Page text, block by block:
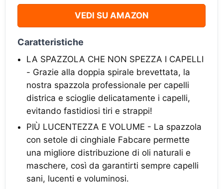
VEDI SU AMAZON
Caratteristiche
LA SPAZZOLA CHE NON SPEZZA I CAPELLI
- Grazie alla doppia spirale brevettata, la
nostra spazzola professionale per capelli
districa e scioglie delicatamente i capelli,
evitando fastidiosi tiri ​e strappi!
PIÙ LUCENTEZZA E VOLUME - La spazzola
con setole di cinghiale Fabcare permette
una migliore distribuzione di oli naturali e
maschere, così da garantirti sempre capelli
sani, lucenti e voluminosi.